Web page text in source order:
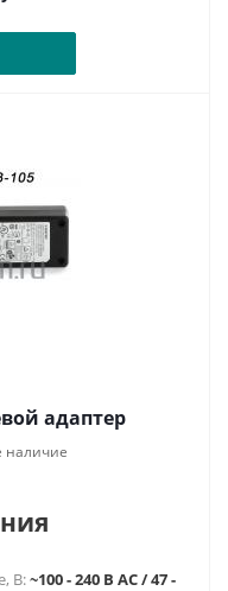
адаптер
наличие
В:~100 - 240 В AC / 47 -